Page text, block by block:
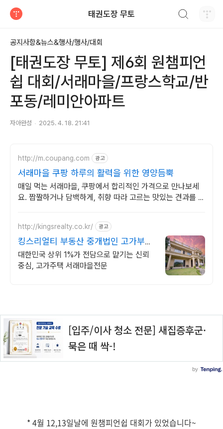
태권도장 무토
공지사항&뉴스&행사/행사/대회
[태권도장 무토] 제6회 원챔피언
쉽 대회/서래마을/프랑스학교/반
포동/레미안아파트
자아완성 2025. 4. 18. 21:41
http://m.coupang.com 광고
서래마을 쿠팡 하루의 활력을 위한 영양듬뿍
매일 먹는 서래마을, 쿠팡에서 합리적인 가격으로 만나보세
요. 짭짤하거나 담백하게, 취향 따라 고르는 맛있는 견과를 쿠
http://kingsrealty.co.kr/ 광고
킹스리얼티 부동산 중개법인 고가부동
산 전문컨설팅
대한민국 상위 1%가 전담으로 맡기는 신뢰
중심, 고가주택 서래마을전문
* 4월 12,13일날에 원챔피언쉽 대회가 있었습니다~